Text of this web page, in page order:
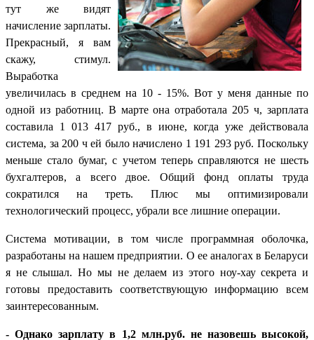
тут же видят
начисление зарплаты.
Прекрасный, я вам
скажу, стимул.
Выработка
увеличилась в среднем на 10 - 15%. Вот у меня данные по
одной из работниц. В марте она отработала 205 ч, зарплата
составила 1 013 417 руб., в июне, когда уже действовала
система, за 200 ч ей было начислено 1 191 293 руб. Поскольку
меньше стало бумаг, с учетом теперь справляются не шесть
бухгалтеров, а всего двое. Общий фонд оплаты труда
сократился на треть. Плюс мы оптимизировали
технологический процесс, убрали все лишние операции.
Система мотивации, в том числе программная оболочка,
разработаны на нашем предприятии. О ее аналогах в Беларуси
я не слышал. Но мы не делаем из этого ноу-хау секрета и
готовы предоставить соответствующую информацию всем
заинтересованным.
- Однако зарплату в 1,2 млн.руб. не назовешь высокой,